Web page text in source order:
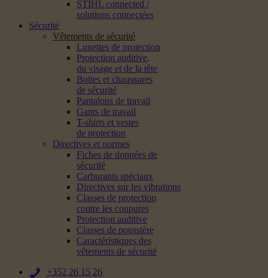
STIHL connected /
solutions connectées
Sécurité
Vêtements de sécurité
Lunettes de protection
Protection auditive,
du visage et de la tête
Bottes et chaussures
de sécurité
Pantalons de travail
Gants de travail
T-shirts et vestes
de protection
Directives et normes
Fiches de données de
sécurité
Carburants spéciaux
Directives sur les vibrations
Classes de protection
contre les coupures
Protection auditive
Classes de poussière
Caractéristiques des
vêtements de sécurité
+352 26 15 26